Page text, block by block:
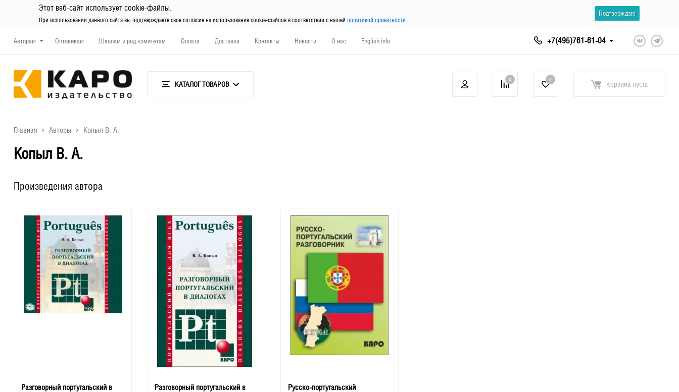
Этот веб-сайт использует cookie-файлы.
При использовании данного сайта вы подтверждаете свое согласие на использование cookie-файлов в соответствии с нашей политикой приватности.
Подтверждаю
Авторам Оптовикам Школам и род.комитетам Оплата Доставка Контакты Новости О нас English info +7(495)761-61-04
КАТАЛОГ ТОВАРОВ
0 0
Корзина пуста
Главная Авторы Копыл В. А.
Копыл В. А.
Произведения автора
Разговорный португальский в
Разговорный португальский в
Русско-португальский